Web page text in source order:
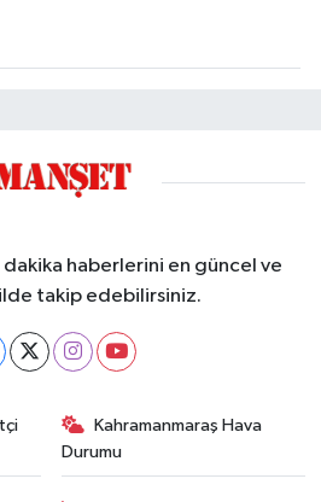
dakika haberlerini en güncel ve
takip edebilirsiniz.
Kahramanmaraş Hava
Durumu